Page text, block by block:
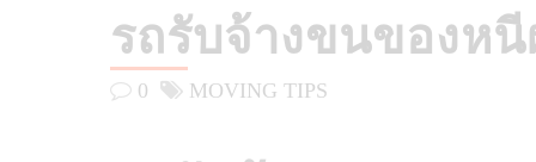
รถรับจ้างขนของหนี
0 MOVING TIPS